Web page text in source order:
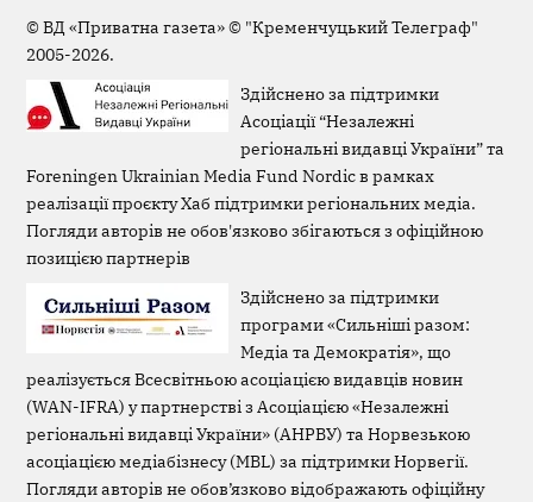
©ВД «Приватна газета»© "Кременчуцький Телеграф"
2005-2026.
Здійснено за підтримки
Асоціації “Незалежні
регіональні видавці України” та
Foreningen Ukrainian Media Fund Nordic в рамках
реалізації проєкту Хаб підтримки регіональних медіа.
Погляди авторів не обов'язково збігаються з офіційною
позицією партнерів
Здійснено за підтримки
програми «Сильніші разом:
Медіа та Демократія», що
реалізується Всесвітньою асоціацією видавців новин
(WAN-IFRA) у партнерстві з Асоціацією «Незалежні
регіональні видавці України» (АНРВУ) та Норвезькою
асоціацією медіабізнесу (MBL) за підтримки Норвегії.
Погляди авторів не обов’язково відображають офіційну